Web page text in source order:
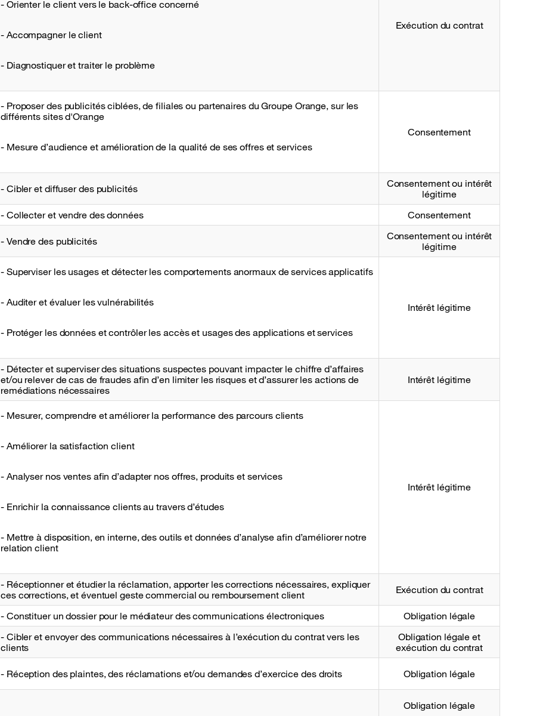
- Orienter le client vers le back-office concerné
- Accompagner le client
- Diagnostiquer et traiter le problème
Exécution du contrat
- Proposer des publicités ciblées, de filiales ou partenaires du Groupe Orange, sur les
différents sites d'Orange
- Mesure d’audience et amélioration de la qualité de ses offres et services
Consentement
- Cibler et diffuser des publicités
Consentement ou intérêt
légitime
- Collecter et vendre des données
Consentement
- Vendre des publicités
Consentement ou intérêt
légitime
- Superviser les usages et détecter les comportements anormaux de services applicatifs
- Auditer et évaluer les vulnérabilités
- Protéger les données et contrôler les accès et usages des applications et services
Intérêt légitime
- Détecter et superviser des situations suspectes pouvant impacter le chiffre d’affaires
et/ou relever de cas de fraudes afin d’en limiter les risques et d’assurer les actions de
remédiations nécessaires​
Intérêt légitime
- Mesurer, comprendre et améliorer la performance des parcours clients
- Améliorer la satisfaction client
- Analyser nos ventes afin d’adapter nos offres, produits et services
- Enrichir la connaissance clients au travers d’études
- Mettre à disposition, en interne, des outils et données d’analyse afin d’améliorer notre
relation client
Intérêt légitime
- Réceptionner et étudier la réclamation, apporter les corrections nécessaires, expliquer
ces corrections, et éventuel geste commercial ou remboursement client
Exécution du contrat
- Constituer un dossier pour le médiateur des communications électroniques
Obligation légale
- Cibler et envoyer des communications nécessaires à l’exécution du contrat vers les
clients
Obligation légale et
exécution du contrat
- Réception des plaintes, des réclamations et/ou demandes d’exercice des droits Obligation légale
Obligation légale